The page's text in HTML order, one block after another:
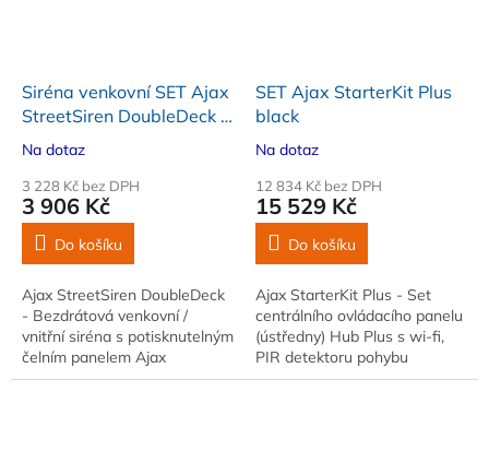
Siréna venkovní SET Ajax
StreetSiren DoubleDeck +
Ajax Brandplate, černá
Na dotaz
3 228 Kč bez DPH
3 906 Kč
Do košíku
Ajax StreetSiren DoubleDeck
- Bezdrátová venkovní /
vnitřní siréna s potisknutelným
čelním panelem Ajax
Brandplate v černém
SET Ajax StarterKit Plus
black
Na dotaz
12 834 Kč bez DPH
15 529 Kč
Do košíku
Ajax StarterKit Plus - Set
centrálního ovládacího panelu
(ústředny) Hub Plus s wi-fi,
PIR detektoru pohybu
MotionProtect, magnetického